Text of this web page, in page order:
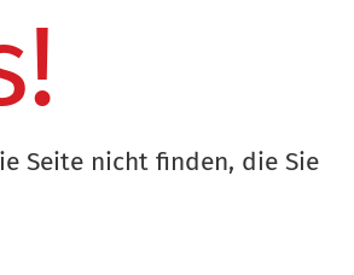
Seite nicht finden, die Sie